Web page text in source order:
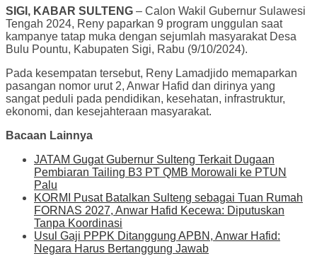
SIGI, KABAR SULTENG – Calon Wakil Gubernur Sulawesi
Tengah 2024, Reny paparkan 9 program unggulan saat
kampanye tatap muka dengan sejumlah masyarakat Desa
Bulu Pountu, Kabupaten Sigi, Rabu (9/10/2024).
Pada kesempatan tersebut, Reny Lamadjido memaparkan
pasangan nomor urut 2, Anwar Hafid dan dirinya yang
sangat peduli pada pendidikan, kesehatan, infrastruktur,
ekonomi, dan kesejahteraan masyarakat.
Bacaan Lainnya
JATAM Gugat Gubernur Sulteng Terkait Dugaan
Pembiaran Tailing B3 PT QMB Morowali ke PTUN
Palu
KORMI Pusat Batalkan Sulteng sebagai Tuan Rumah
FORNAS 2027, Anwar Hafid Kecewa: Diputuskan
Tanpa Koordinasi
Usul Gaji PPPK Ditanggung APBN, Anwar Hafid:
Negara Harus Bertanggung Jawab